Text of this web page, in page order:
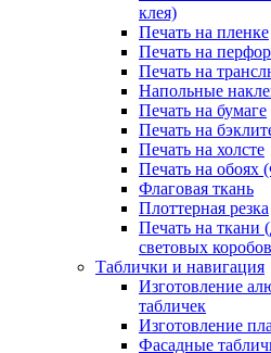
клея)
Печать на пленке
Печать на
Печать на
Напольные
Печать на бумаге
Печать на
Печать на холсте
Печать на обоях
Флаговая ткань
Плоттерная резка
Печать на ткани
световых
Таблички и навигация
Изготовление
табличек
Изготовление
Фасадные